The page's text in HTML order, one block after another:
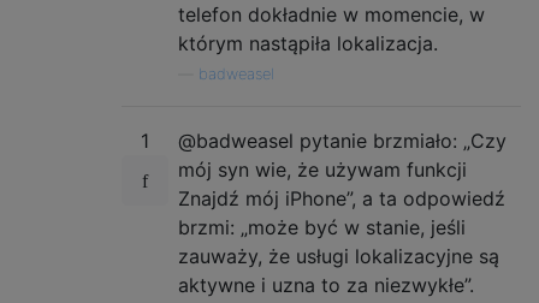
telefon dokładnie w momencie, w
którym nastąpiła lokalizacja.
badweasel
1
@badweasel pytanie brzmiało: „Czy
mój syn wie, że używam funkcji
Znajdź mój iPhone”, a ta odpowiedź
brzmi: „może być w stanie, jeśli
zauważy, że usługi lokalizacyjne są
aktywne i uzna to za niezwykłe”.